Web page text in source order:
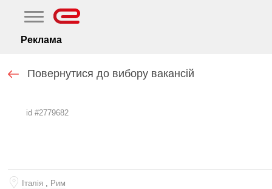
Реклама
Повернутися до вибору вакансій
id #2779682
Iталiя , Рим